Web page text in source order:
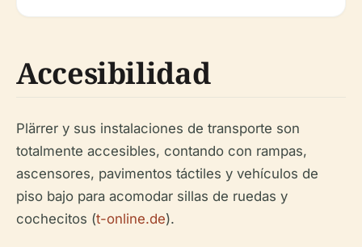
Accesibilidad
Plärrer y sus instalaciones de transporte son
totalmente accesibles, contando con rampas,
ascensores, pavimentos táctiles y vehículos de
piso bajo para acomodar sillas de ruedas y
cochecitos (t-online.de).